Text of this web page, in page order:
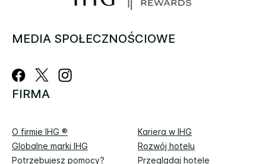
MEDIA SPOŁECZNOŚCIOWE
FIRMA
O firmie IHG ®
Kariera w IHG
Globalne marki IHG
Rozwój hotelu
Potrzebujesz pomocy?
Przeglądaj hotele